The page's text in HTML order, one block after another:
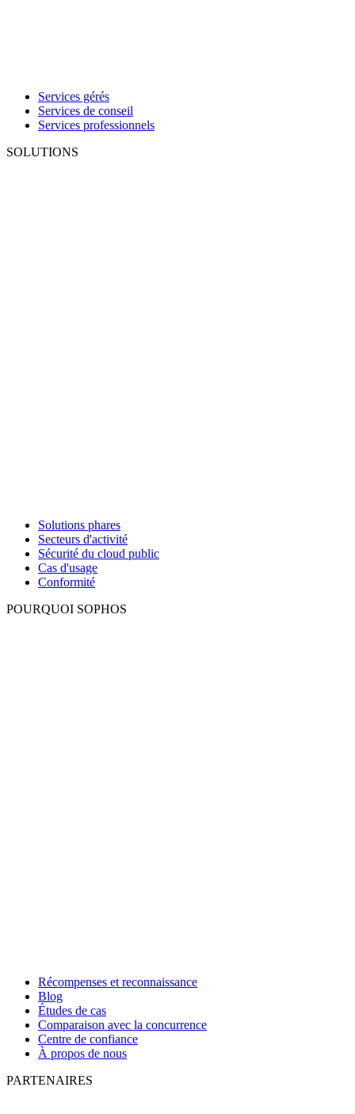
Services gérés
Services de conseil
Services professionnels
SOLUTIONS
Solutions phares
Secteurs d'activité
Sécurité du cloud public
Cas d'usage
Conformité
POURQUOI SOPHOS
Récompenses et reconnaissance
Blog
Études de cas
Comparaison avec la concurrence
Centre de confiance
À propos de nous
PARTENAIRES